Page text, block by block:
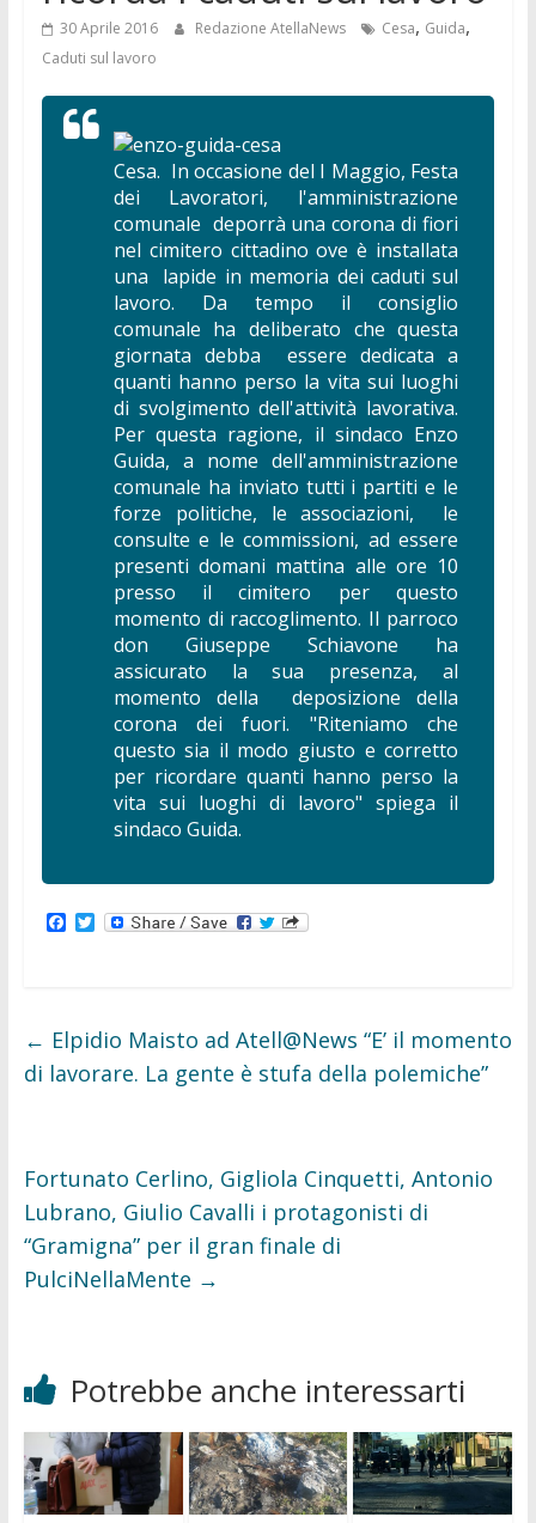
30 Aprile 2016 Redazione AtellaNews Cesa, Guida,
Caduti sul lavoro
Cesa. In occasione del I Maggio, Festa
dei Lavoratori, l'amministrazione
comunale deporrà una corona di fiori
nel cimitero cittadino ove è installata
una lapide in memoria dei caduti sul
lavoro. Da tempo il consiglio
comunale ha deliberato che questa
giornata debba essere dedicata a
quanti hanno perso la vita sui luoghi
di svolgimento dell'attività lavorativa.
Per questa ragione, il sindaco Enzo
Guida, a nome dell'amministrazione
comunale ha inviato tutti i partiti e le
forze politiche, le associazioni, le
consulte e le commissioni, ad essere
presenti domani mattina alle ore 10
presso il cimitero per questo
momento di raccoglimento. Il parroco
don Giuseppe Schiavone ha
assicurato la sua presenza, al
momento della deposizione della
corona dei fuori. "Riteniamo che
questo sia il modo giusto e corretto
per ricordare quanti hanno perso la
vita sui luoghi di lavoro" spiega il
sindaco Guida.
F
o
k
T
r
← Elpidio Maisto ad Atell@News “E’ il momento
di lavorare. La gente è stufa della polemiche”
Fortunato Cerlino, Gigliola Cinquetti, Antonio
Lubrano, Giulio Cavalli i protagonisti di
“Gramigna” per il gran finale di
PulciNellaMente →
Potrebbe anche interessarti